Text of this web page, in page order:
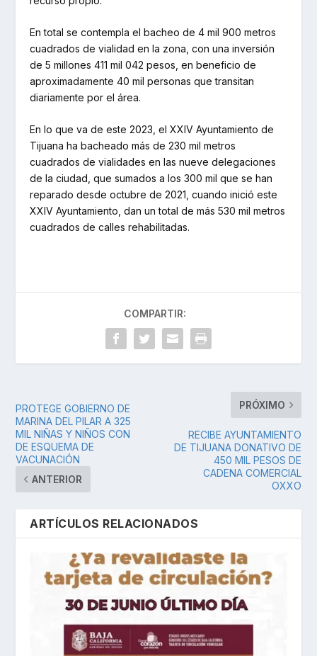
En total se contempla el bacheo de 4 mil 900 metros
cuadrados de vialidad en la zona, con una inversión
de 5 millones 411 mil 042 pesos, en beneficio de
aproximadamente 40 mil personas que transitan
diariamente por el área.
En lo que va de este 2023, el XXIV Ayuntamiento de
Tijuana ha bacheado más de 230 mil metros
cuadrados de vialidades en las nueve delegaciones
de la ciudad, que sumados a los 300 mil que se han
reparado desde octubre de 2021, cuando inició este
XXIV Ayuntamiento, dan un total de más 530 mil metros
cuadrados de calles rehabilitadas.
COMPARTIR:
PROTEGE GOBIERNO DE
MARINA DEL PILAR A 325
MIL NIÑAS Y NIÑOS CON
DE ESQUEMA DE
VACUNACIÓN
ANTERIOR
PRÓXIMO
RECIBE AYUNTAMIENTO
DE TIJUANA DONATIVO DE
450 MIL PESOS DE
CADENA COMERCIAL
OXXO
ARTÍCULOS RELACIONADOS